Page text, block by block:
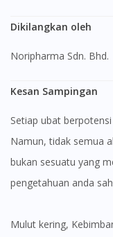
Dikilangkan oleh
Noripharma Sdn. Bhd.
Kesan Sampingan
Setiap ubat
Namun, tidak semua
bukan sesuatu yang
pengetahuan anda
mulut kering, Kebimbangan, Kegelisahan, Tremor, Insomnia,